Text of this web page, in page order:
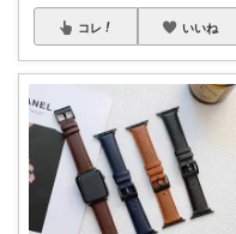
コレ いいね